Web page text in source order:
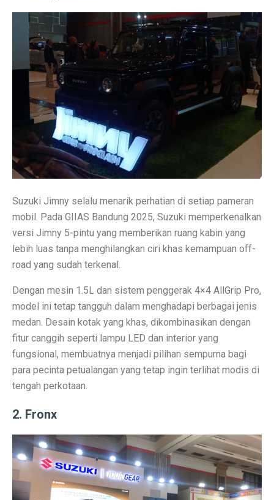
Perbandingan Xiaomi 15T vs 15T Pro: Spesifikasi dan
Revolusi Data: AI Mengubah Pengelolaan Informasi di
Samsung Pertahankan Model Plus di Galaxy S26
MDRN dan Genertec Kolaborasi di Industri,
Workshop SOHIB Berkelas Kemkomdigi:
Vivo Y03t vs X100: Perbandingan Harga dan Fitur!
Perbandingan ADV160 vs Nmax 155, Lihat Spesifikasi
7 HP Flagship Android Terkencang 2025, Bukan
Air Minum Biru: Inovasi Teknologi yang Buka
Gaming Lancar Tanpa Ngelag, Infinix GT 30 Jadi
Siap Kalahkan Samsung S25 FE, 3 HP Kamera
Elon Musk Jadi Orang Kaya Pertama Dunia dengan
TECNO Pova 6 Pro 5G: Gaming Murah dengan
Contoh Soal Matematika SMA Lengkap dengan
Ternyata Ini Rasanya Punya Interpreter AI di Telinga
Realme 15 Pro 5G Jadi Smartphone Turnamen
Suzuki Jimny selalu menarik perhatian di setiap pameran
mobil. Pada GIIAS Bandung 2025, Suzuki memperkenalkan
versi Jimny 5-pintu yang memberikan ruang kabin yang
lebih luas tanpa menghilangkan ciri khas kemampuan off-
road yang sudah terkenal.
Dengan mesin 1.5L dan sistem penggerak 4×4 AllGrip Pro,
model ini tetap tangguh dalam menghadapi berbagai jenis
medan. Desain kotak yang khas, dikombinasikan dengan
fitur canggih seperti lampu LED dan interior yang
fungsional, membuatnya menjadi pilihan sempurna bagi
para pecinta petualangan yang tetap ingin terlihat modis di
tengah perkotaan.
2. Fronx